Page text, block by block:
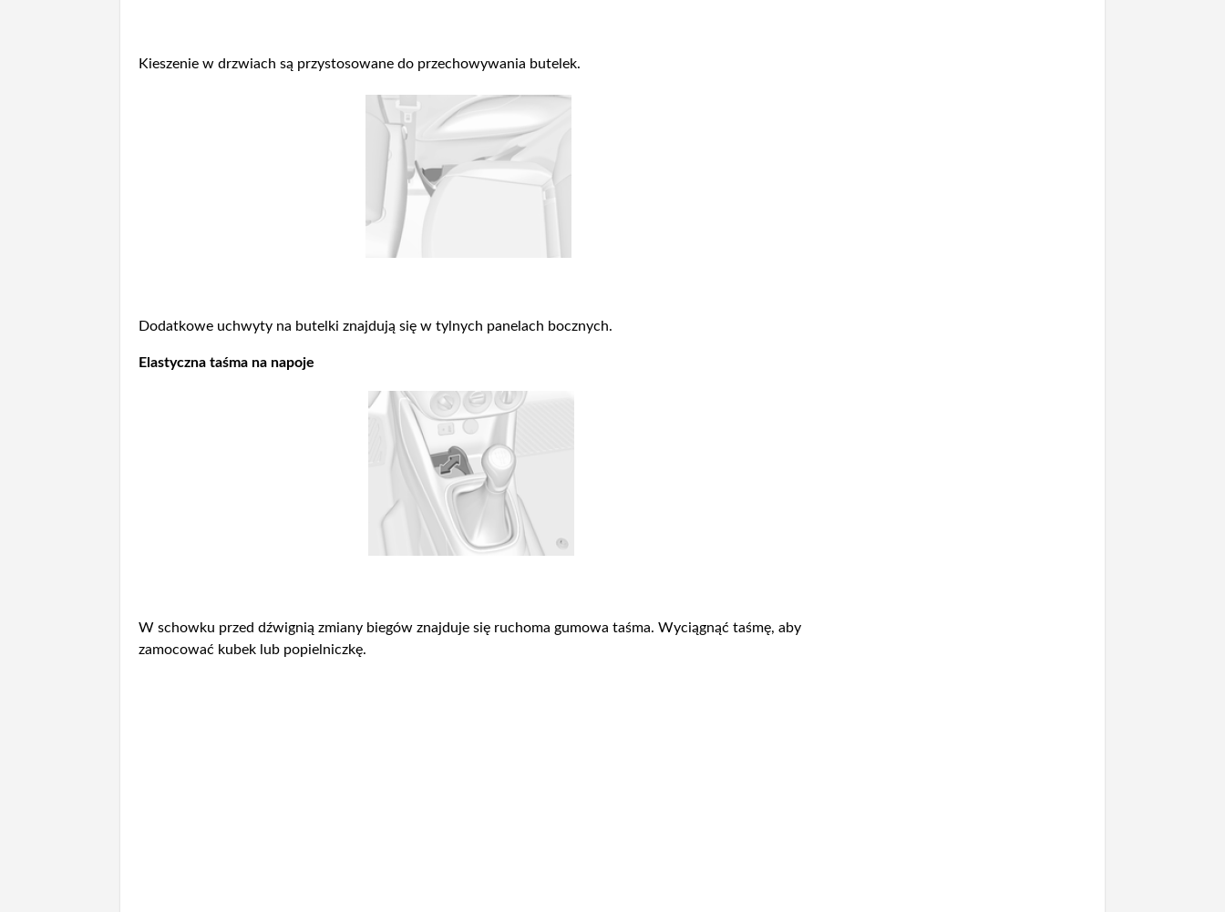
Kieszenie w drzwiach są przystosowane do przechowywania butelek.
Dodatkowe uchwyty na butelki znajdują się w tylnych panelach bocznych.
Elastyczna taśma na napoje
W schowku przed dźwignią zmiany biegów znajduje się ruchoma gumowa taśma. Wyciągnąć taśmę, aby
zamocować kubek lub popielniczkę.